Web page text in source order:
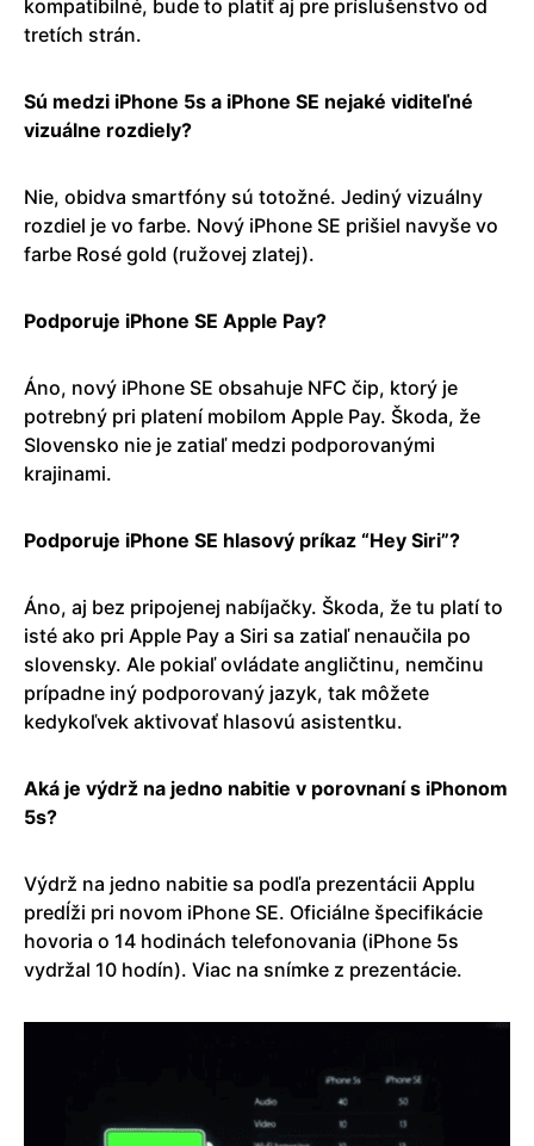
kompatibilné, bude to platiť aj pre príslušenstvo od
tretích strán.
Sú medzi iPhone 5s a iPhone SE nejaké viditeľné
vizuálne rozdiely?
Nie, obidva smartfóny sú totožné. Jediný vizuálny
rozdiel je vo farbe. Nový iPhone SE prišiel navyše vo
farbe Rosé gold (ružovej zlatej).
Podporuje iPhone SE Apple Pay?
Áno, nový iPhone SE obsahuje NFC čip, ktorý je
potrebný pri platení mobilom Apple Pay. Škoda, že
Slovensko nie je zatiaľ medzi podporovanými
krajinami.
Podporuje iPhone SE hlasový príkaz “Hey Siri”?
Áno, aj bez pripojenej nabíjačky. Škoda, že tu platí to
isté ako pri Apple Pay a Siri sa zatiaľ nenaučila po
slovensky. Ale pokiaľ ovládate angličtinu, nemčinu
prípadne iný podporovaný jazyk, tak môžete
kedykoľvek aktivovať hlasovú asistentku.
Aká je výdrž na jedno nabitie v porovnaní s iPhonom
5s?
Výdrž na jedno nabitie sa podľa prezentácii Applu
predĺži pri novom iPhone SE. Oficiálne špecifikácie
hovoria o 14 hodinách telefonovania (iPhone 5s
vydržal 10 hodín). Viac na snímke z prezentácie.